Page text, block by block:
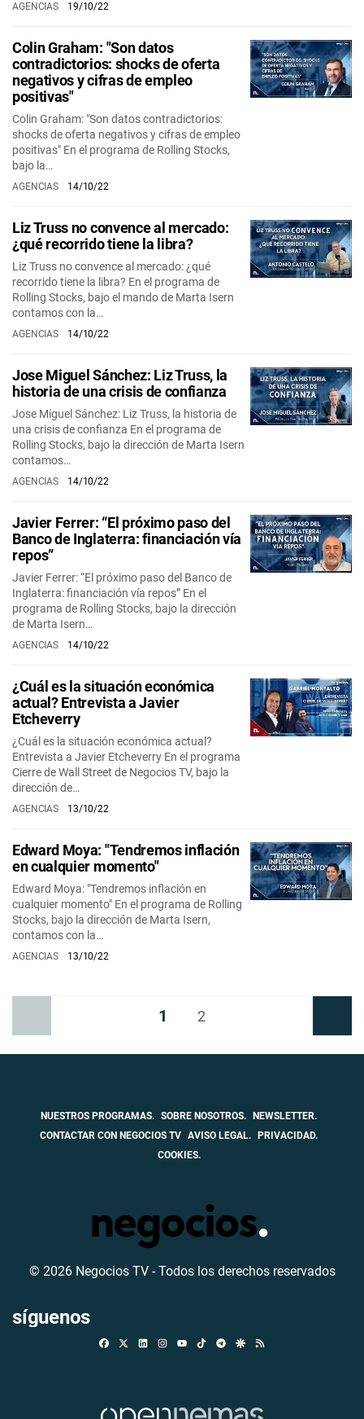
AGENCIAS 19/10/22
Colin Graham: "Son datos
contradictorios: shocks de oferta
negativos y cifras de empleo
positivas"
Colin Graham: "Son datos contradictorios:
shocks de oferta negativos y cifras de empleo
positivas" En el programa de Rolling Stocks,
bajo la…
AGENCIAS 14/10/22
Liz Truss no convence al mercado:
¿qué recorrido tiene la libra?
Liz Truss no convence al mercado: ¿qué
recorrido tiene la libra? En el programa de
Rolling Stocks, bajo el mando de Marta Isern
contamos con la…
AGENCIAS 14/10/22
Jose Miguel Sánchez: Liz Truss, la
historia de una crisis de confianza
Jose Miguel Sánchez: Liz Truss, la historia de
una crisis de confianza En el programa de
Rolling Stocks, bajo la dirección de Marta Isern
contamos…
AGENCIAS 14/10/22
Javier Ferrer: “El próximo paso del
Banco de Inglaterra: financiación vía
repos”
Javier Ferrer: “El próximo paso del Banco de
Inglaterra: financiación vía repos” En el
programa de Rolling Stocks, bajo la dirección
de Marta Isern…
AGENCIAS 14/10/22
¿Cuál es la situación económica
actual? Entrevista a Javier
Etcheverry
¿Cuál es la situación económica actual?
Entrevista a Javier Etcheverry En el programa
Cierre de Wall Street de Negocios TV, bajo la
dirección de…
AGENCIAS 13/10/22
Edward Moya: "Tendremos inflación
en cualquier momento"
Edward Moya: "Tendremos inflación en
cualquier momento" En el programa de Rolling
Stocks, bajo la dirección de Marta Isern,
contamos con la…
AGENCIAS 13/10/22
1 2
NUESTROS PROGRAMAS. SOBRE NOSOTROS.
NEWSLETTER.
CONTACTAR CON NEGOCIOS TV AVISO LEGAL.
PRIVACIDAD.
COOKIES.
© 2026 Negocios TV - Todos los derechos reservados
síguenos
FacebookLinkedinInstagramTikTokTelegramGoogle Discover